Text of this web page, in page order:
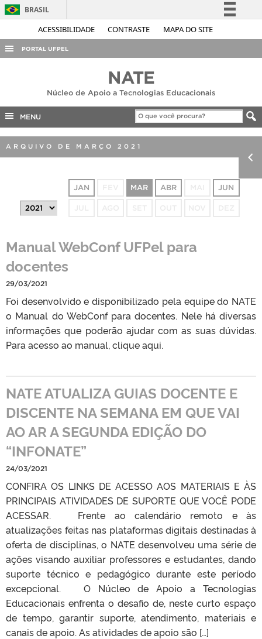
ACESSIBILIDADE CONTRASTE MAPA DO SITE
BRASIL
Simplifique!
Acesso à informação
Legislação
Canais
PORTAL UFPEL
AUDITORIA
COBALTO
CONCURSOS
EDITAIS
PORTARIAS
NATE
Núcleo de Apoio a Tecnologias Educacionais
MENU
ARQUIVO DE MARÇO 2021
JAN MAR ABR JUN
Manual WebConf UFPel para
docentes
29/03/2021
Foi desenvolvido e disponibilizado pela equipe do NATE
o Manual do WebConf para docentes. Nele há diversas
informações que poderão ajudar com as suas dúvidas.
Para acesso ao manual, clique aqui.
NATE ATUALIZA GUIAS DOCENTE E
DISCENTE NA SEMANA EM QUE VAI
AO AR A SEGUNDA EDIÇÃO DO
“INFONATE”
24/03/2021
CONFIRA OS LINKS DE ACESSO AOS MATERIAIS E ÀS
PRINCIPAIS ATIVIDADES DE SUPORTE QUE VOCÊ PODE
ACESSAR. Frente ao calendário remoto e às
atualizações feitas nas plataformas digitais destinadas à
oferta de disciplinas, o NATE desenvolveu uma série de
ações visando auxiliar professores e estudantes, dando
suporte técnico e pedagógico durante este período
excepcional. O Núcleo de Apoio a Tecnologias
Educacionais enfrenta o desafio de, neste curto espaço
de tempo, garantir suporte, atendimento, materiais e
canais de apoio. As atividades de apoio são […]